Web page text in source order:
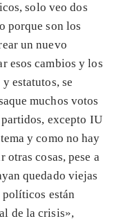
solo veo dos
porque son los
un nuevo
esos cambios y los
estatutos, se
muchos votos
excepto IU
y como no hay
otras cosas, pese a
quedado viejas
están
de la crisis»,